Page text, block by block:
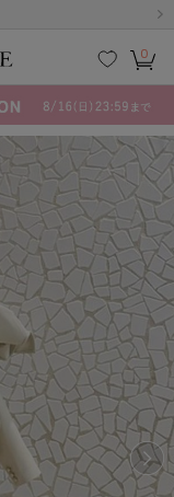
お気
に入
カー
ト
0